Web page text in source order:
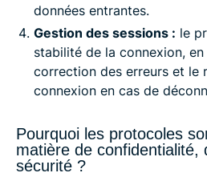
données entrantes.
Gestion des sessions : le
stabilité de la connexion,
correction des erreurs et le
connexion en cas de
Pourquoi les protocoles
matière de confidentialité,
sécurité ?